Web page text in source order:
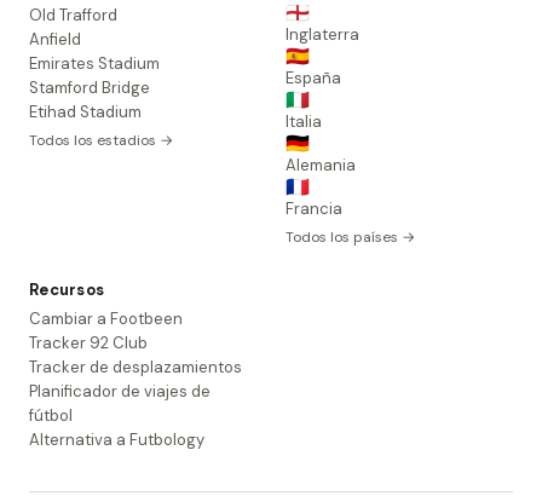
Old Trafford
Anfield
Emirates Stadium
Stamford Bridge
Etihad Stadium
Todos los estadios →
🏴󠁧󠁢󠁥󠁮󠁧󠁿
Inglaterra
🇪🇸
España
🇮🇹
Italia
🇩🇪
Alemania
🇫🇷
Francia
Todos los países →
Recursos
Cambiar a Footbeen
Tracker 92 Club
Tracker de desplazamientos
Planificador de viajes de
fútbol
Alternativa a Futbology